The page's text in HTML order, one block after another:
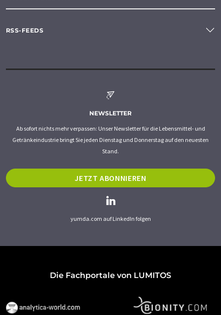
RSS-FEEDS
NEWSLETTER
Ab sofort nichts mehr verpassen: Unser Newsletter für die Lebensmittel- und
Getränkeindustrie bringt Sie jeden Dienstag und Donnerstag auf den neuesten
Stand.
JETZT ABONNIEREN
yumda.com auf LinkedIn folgen
Die Fachportale von LUMITOS